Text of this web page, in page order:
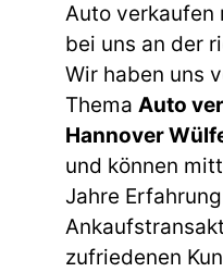
Auto verkaufen
bei uns an der
Wir haben uns
Thema Auto
Hannover
und können
Jahre
zufriedenen